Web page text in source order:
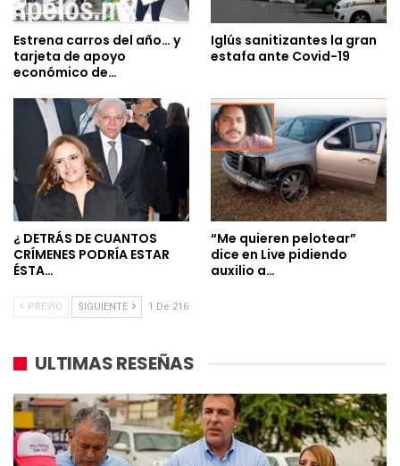
Estrena carros del año… y
tarjeta de apoyo
económico de…
Iglús sanitizantes la gran
estafa ante Covid-19
¿ DETRÁS DE CUANTOS
CRÍMENES PODRÍA ESTAR
ÉSTA…
“Me quieren pelotear”
dice en Live pidiendo
auxilio a…
PREVIO SIGUIENTE 1 De 216
ULTIMAS RESEÑAS